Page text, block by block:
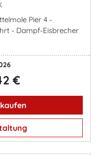
Pier 4 -
- Dampf-Eisbrecher
€